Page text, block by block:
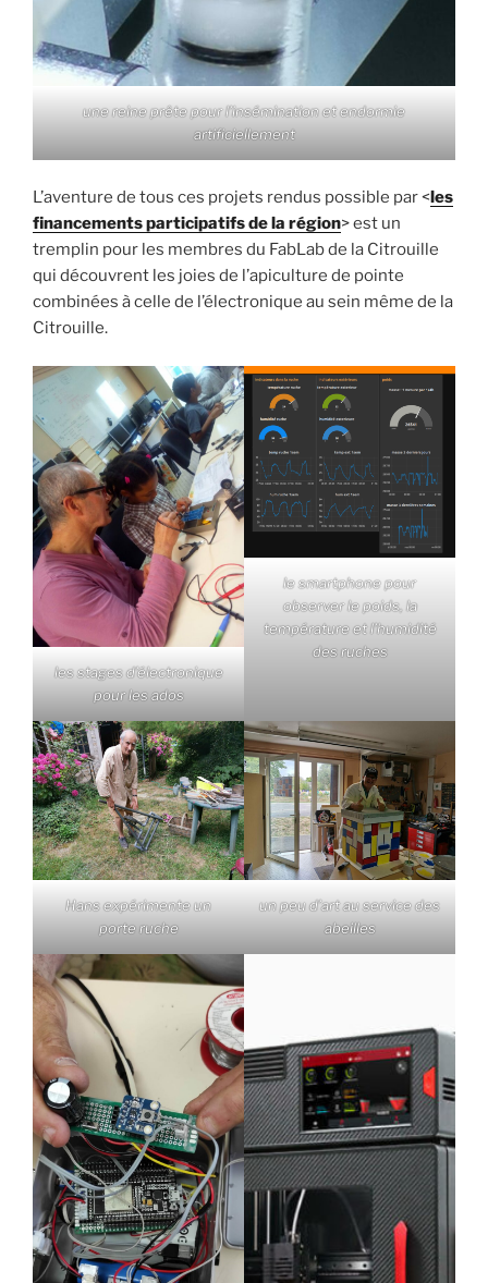
une reine prête pour l’insémination et endormie
artificiellement
L’aventure de tous ces projets rendus possible par <les
financements participatifs de la région> est un
tremplin pour les membres du FabLab de la Citrouille
qui découvrent les joies de l’apiculture de pointe
combinées à celle de l’électronique au sein même de la
Citrouille.
les stages d’électronique
pour les ados
le smartphone pour
observer le poids, la
température et l’humidité
des ruches
Hans expérimente un
porte ruche
un peu d’art au service des
abeilles